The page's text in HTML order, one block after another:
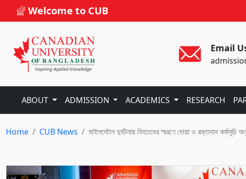
Welcome to CUB
Email
ABOUT ADMISSION ACADEMICS RESEARCH
Home CUB News মাইলস্টোন দুর্ঘটনায় নিহতদের স্মরণে দোয়া ও রক্তদান কর্মসূচি